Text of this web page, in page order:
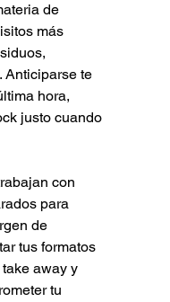
de
más
Anticiparse te
hora,
justo cuando
con
para
de
tus formatos
away y
tu